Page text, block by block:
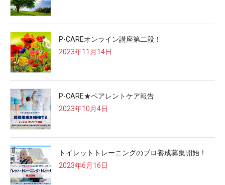
P-CAREオンライン講座第二段！
2023年11月14日
P-CARE★ペアレントケア報告
2023年10月4日
トイレットトレーニングのプロ養成募集開始！
2023年6月16日